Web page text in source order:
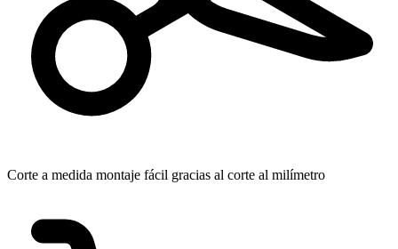
Corte a medida montaje fácil gracias al corte al milímetro